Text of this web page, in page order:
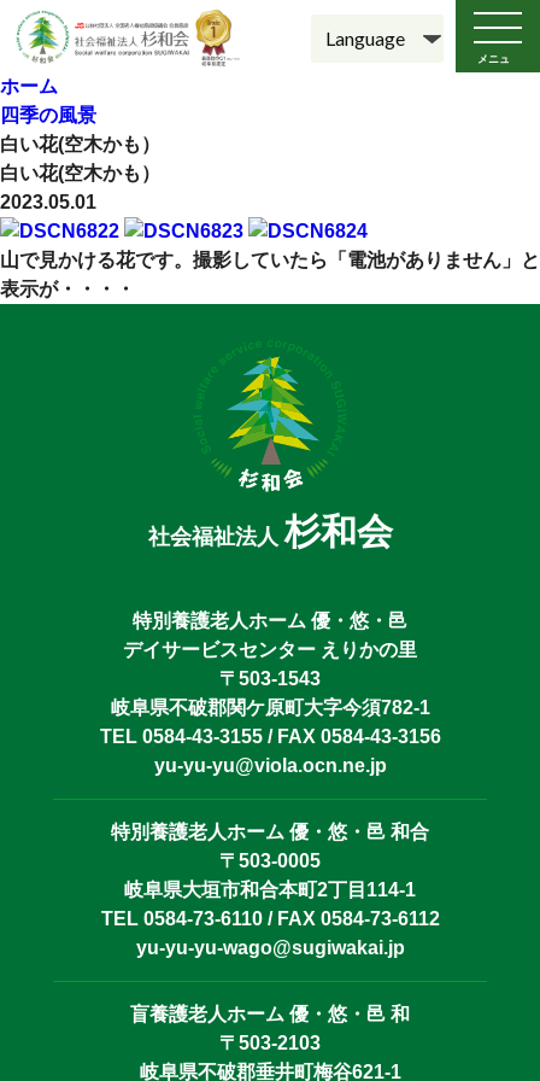
メニュ
ー
ホーム
四季の風景
白い花(空木かも）
白い花(空木かも）
2023.05.01
山で見かける花です。撮影していたら「電池がありません」と
表示が・・・・
社会福祉法人杉和会
特別養護老人ホーム 優・悠・邑
デイサービスセンター えりかの里
〒503-1543
岐阜県不破郡関ケ原町大字今須782-1
TEL 0584-43-3155 / FAX 0584-43-3156
yu-yu-yu@viola.ocn.ne.jp
特別養護老人ホーム 優・悠・邑 和合
〒503-0005
岐阜県大垣市和合本町2丁目114-1
TEL 0584-73-6110 / FAX 0584-73-6112
yu-yu-yu-wago@sugiwakai.jp
盲養護老人ホーム 優・悠・邑 和
〒503-2103
岐阜県不破郡垂井町梅谷621-1